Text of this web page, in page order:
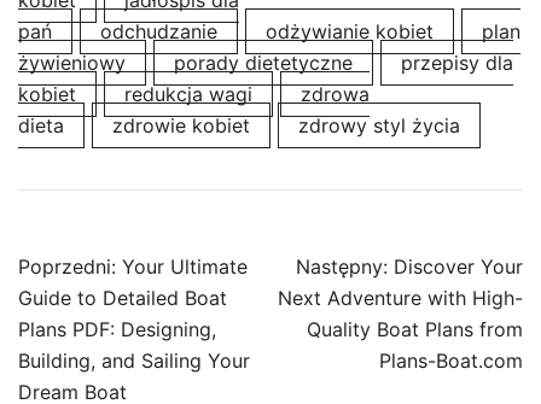
pań
odchudzanie odżywianie kobiet
plan
żywieniowy
porady dietetyczne
przepisy dla
kobiet
redukcja wagi
zdrowa
dieta
zdrowie kobiet zdrowy styl życia
Nawigacja
wpisu
Poprzedni: Your Ultimate
Guide to Detailed Boat
Plans PDF: Designing,
Building, and Sailing Your
Dream Boat
Następny: Discover Your
Next Adventure with High-
Quality Boat Plans from
Plans-Boat.com